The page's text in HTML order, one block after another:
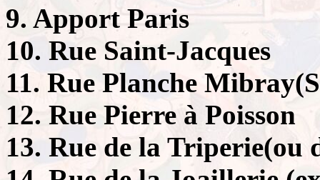
9. Apport Paris
10. Rue Saint-Jacques
11. Rue Planche
12. Rue Pierre à Poisson
13. Rue de la Triperie(ou